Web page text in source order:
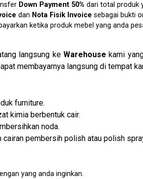
Down Payment 50% dari total produk
dan N ota Fisik Invoice sebagai bukti
ketika produk mebel yang anda
langsung keWarehouse kami
membayarnya langsung di tempat
furniture.
kimia berbentuk cair.
noda.
cairan pembersih polish atau polish
yang anda inginkan.